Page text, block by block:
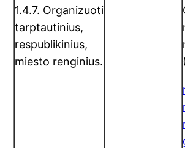
1.4.7. Organizuoti
tarptautinius,
respublikinius,
miesto renginius.